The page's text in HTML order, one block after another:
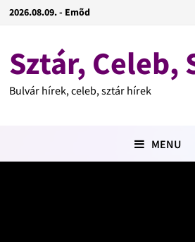
2026.08.09. - Emõd
Sztár, Celeb,
Bulvár hírek, celeb, sztár hírek
MENU